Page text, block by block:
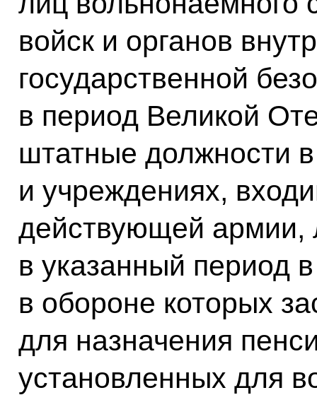
войск и органов
государственной
в период Великой
штатные должности
и учреждениях,
действующей армии,
в указанный период
в обороне которых
для назначения
установленных для